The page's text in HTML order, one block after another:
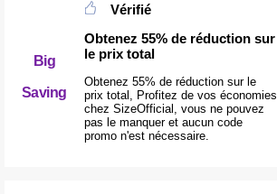
Big
Saving
Vérifié
Obtenez 55% de réduction sur
le prix total
Obtenez 55% de réduction sur le
prix total, Profitez de vos économies
chez SizeOfficial, vous ne pouvez
pas le manquer et aucun code
promo n'est nécessaire.